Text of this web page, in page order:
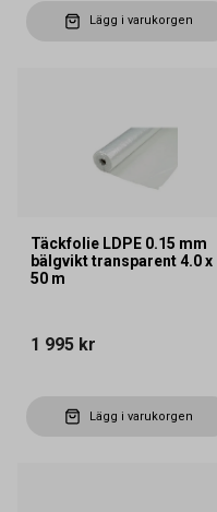
Lägg i varukorgen
Täckfolie LDPE 0.15 mm
bälgvikt transparent 4.0 x
50 m
1 995 kr
Lägg i varukorgen